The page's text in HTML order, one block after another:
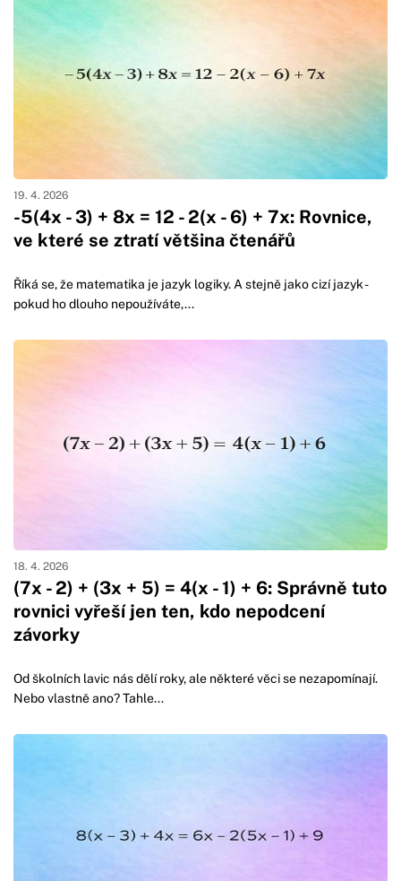
-5(4x - 3) + 8x = 12 - 2(x - 6) + 7x: Rovnice,
ve které se ztratí většina čtenářů
19. 4. 2026
Říká se, že matematika je jazyk logiky. A stejně jako cizí jazyk -
pokud ho dlouho nepoužíváte,...
(7x - 2) + (3x + 5) = 4(x - 1) + 6: Správně tuto
rovnici vyřeší jen ten, kdo nepodcení
závorky
18. 4. 2026
Od školních lavic nás dělí roky, ale některé věci se nezapomínají.
Nebo vlastně ano? Tahle...